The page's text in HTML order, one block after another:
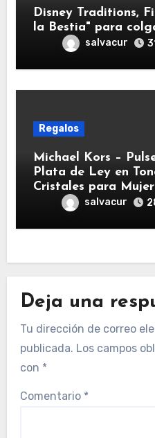
Disney Traditions,
la Bestia" para
salvacur
Regalos
Michael Kors –
Plata de Ley en
Cristales para
salvacur
Deja una
Tu dirección de correo
publicada. Los campos
con *
Comentario *